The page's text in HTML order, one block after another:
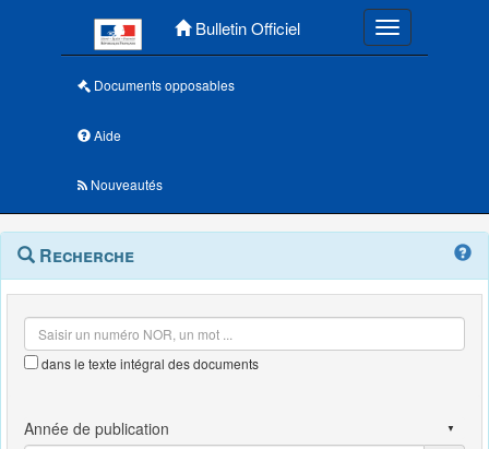
Bulletin Officiel Toggle
Documents opposables
Aide
Nouveautés
Navigation
outils
Menu
contextuel
Recherche
dans le texte intégral des documents